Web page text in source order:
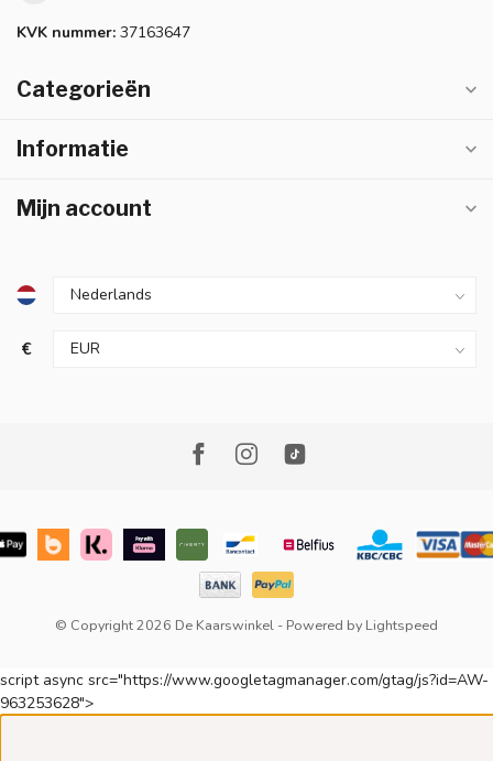
KVK nummer: 37163647
Categorieën
Informatie
Mijn account
€
© Copyright 2026 De Kaarswinkel - Powered by Lightspeed
script async src="https://www.googletagmanager.com/gtag/js?id=AW-
963253628">